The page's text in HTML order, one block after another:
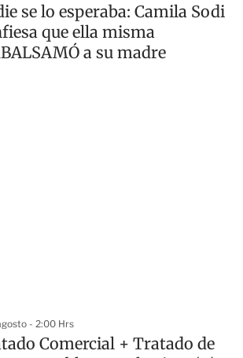
se lo esperaba: Camila Sodi
que ella misma
a su madre
- 2:00 Hrs
Comercial + Tratado de